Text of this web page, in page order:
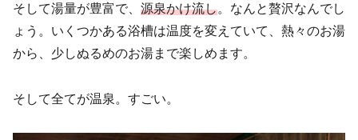
そして湯量が豊富で、 源泉かけ流し。なんと贅沢なんでし
ょう。いくつかある浴槽は温度を変えていて、熱々のお湯
から、少しぬるめのお湯まで楽しめます。
そして全てが温泉。すごい。